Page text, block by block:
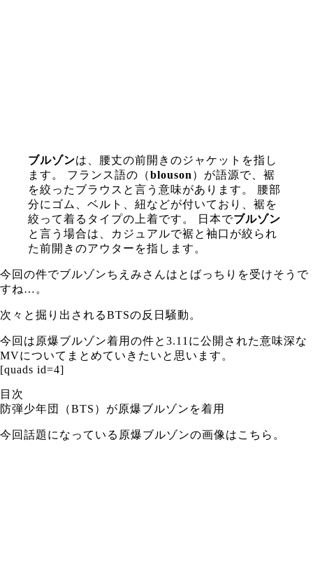
ブルゾンは、腰丈の前開きのジャケットを指し
ます。 フランス語の（blouson ）が語源で、裾
を絞ったブラウスと言う意味があります。 腰部
分にゴム、ベルト、紐などが付いており、裾を
絞って着るタイプの上着です。 日本でブルゾン
と言う場合は、カジュアルで裾と袖口が絞られ
た前開きのアウターを指します。
今回の件でブルゾンちえみさんはとばっちりを受けそうで
すね…。
次々と掘り出されるBTSの反日騒動。
今回は原爆ブルゾン着用の件と3.11に公開された意味深な
MVについてまとめていきたいと思います。
[quads id=4]
目次
防弾少年団（BTS）が原爆ブルゾンを着用
今回話題になっている原爆ブルゾンの画像はこちら。